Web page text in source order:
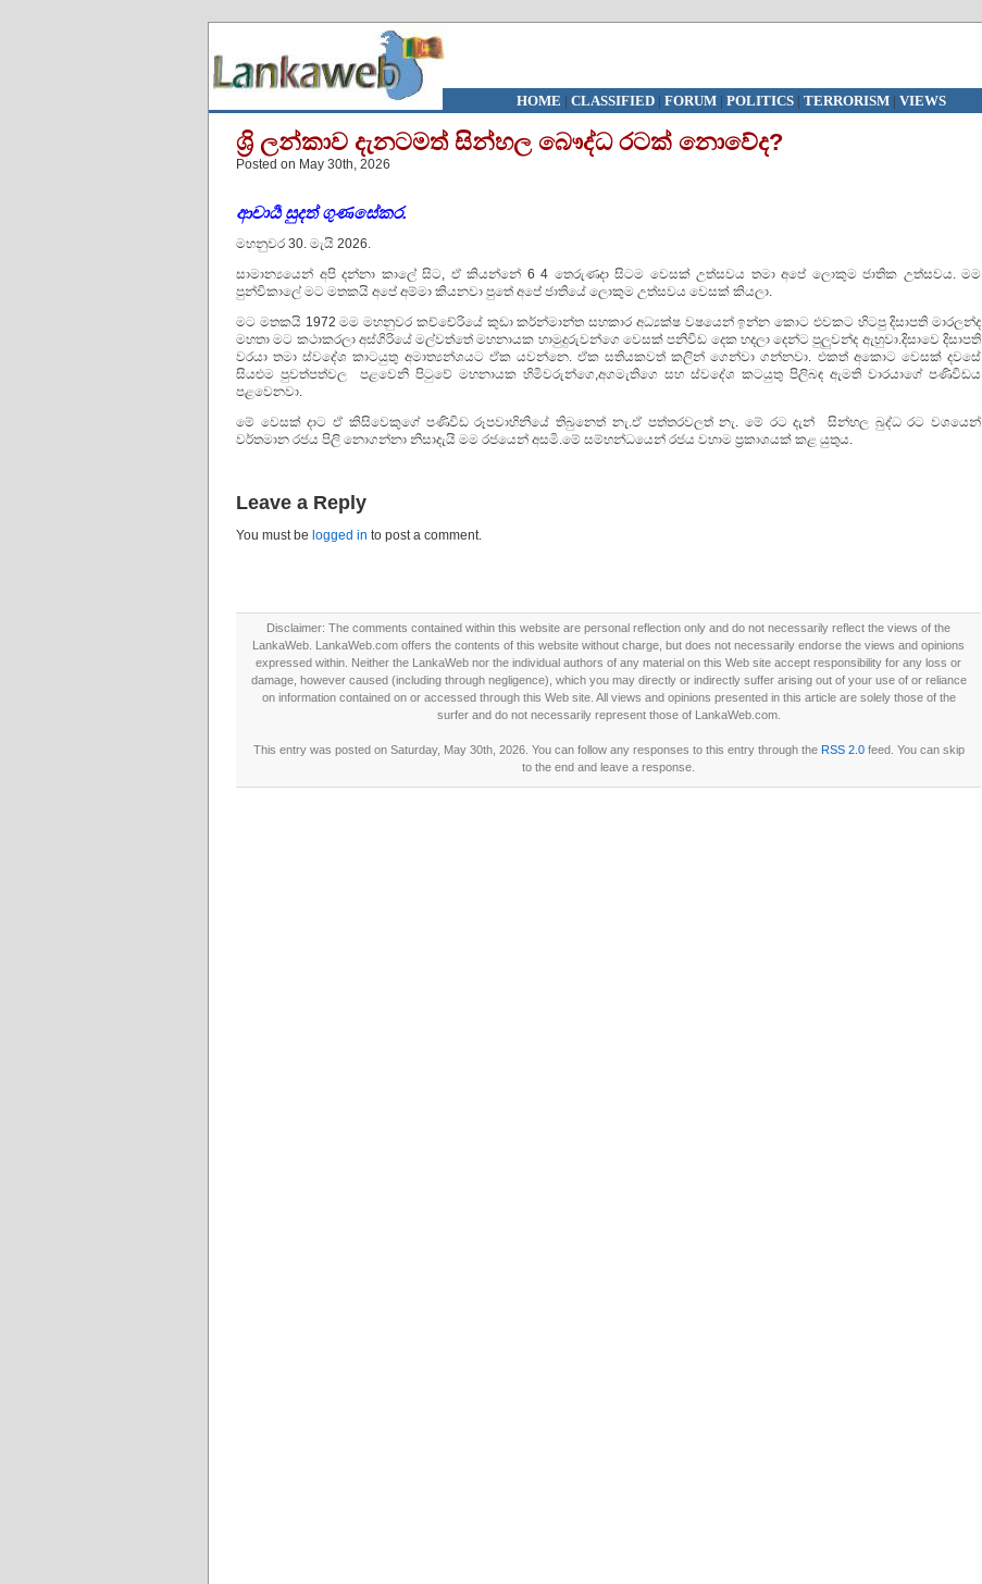
HOME | CLASSIFIED| FORUM| POLITICS | TERRORISM| VIEWS
ශ්‍රි ලන්කාව දැනටමත් සින්හල බෞද්ධ රටක් නොවේද?
Posted on May 30th, 2026
ආචාර්‍ය සුදත් ගුණසේකර.
මහනුවර 30. මැයි 2026.
සාමාන්‍යයෙන් අපි දන්නා කාලේ සිට, ඒ කියන්නේ 6 4 තෙරුණදා සිටම වෙසක් උත්සවය තමා අපේ ලොකුම ජාතික උත්සවය. මම
පුන්චිකාලේ මට මතකයි අපේ අම්මා කියනවා පුතේ අපේ ජාතියේ ලොකුම උත්සවය වෙසක් කියලා.
මට මතකයි 1972 මම මහනුවර කච්චේරියේ කුඩා කර්න්මාන්ත සහකාර අධ්‍යක්ෂ වෂයෙන් ඉන්න කොට එවකට හිටපු දිසාපති මාරලන්ද
මහතා මට කථාකරලා අස්ගිරියේ මල්වත්තේ මහනායක හාමුදුරුවන්ගෙ වෙසක් පනිවිඩ දෙක හදලා දෙන්ට පුලුවන්ද ඇහුවා.දිසාවෙ දිසාපති
වරයා තමා ස්වදේශ කාටයුතු අමාත්‍යන්ශයට ඒක යවන්නෙ. ඒක සතියකවත් කලින් ගෙන්වා ගන්නවා. එකත් අකොට වෙසක් දවසේ
සියළුම පුවත්පත්වල පළවෙනි පිටුවේ මහනායක හිමිවරුන්ගෙ,අගමැතිගෙ සහ ස්වදේශ කටයුතු පිලිබඳ ඇමති වාරයාගේ පණිවිඩය
පළවෙනවා.
මේ වෙසක් දාට ඒ කිසිවෙකුගේ පණිවිඩ රූපවාහිනියේ තිබුනෙත් නැ.ඒ පත්තරවලත් නැ. මේ රට දැන් සින්හල බුද්ධ රට වශයෙන්
වර්තමාන රජය පිලි නොගන්නා නිසාදැයි මම රජයෙන් අසමි.මේ සම්භන්ධයෙන් රජය වහාම ප්‍රකාශයක් කළ යුතුය.
Leave a Reply
You must be logged in to post a comment.
Disclaimer: The comments contained within this website are personal reflection only and do not necessarily reflect the views of the
LankaWeb. LankaWeb.com offers the contents of this website without charge, but does not necessarily endorse the views and opinions
expressed within. Neither the LankaWeb nor the individual authors of any material on this Web site accept responsibility for any loss or
damage, however caused (including through negligence), which you may directly or indirectly suffer arising out of your use of or reliance
on information contained on or accessed through this Web site. All views and opinions presented in this article are solely those of the
surfer and do not necessarily represent those of LankaWeb.com.
This entry was posted on Saturday, May 30th, 2026. You can follow any responses to this entry through the RSS 2.0feed. You can skip
to the end and leave a response.